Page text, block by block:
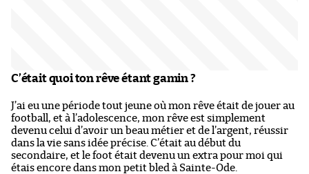
C’était quoi ton rêve étant gamin ?
J’ai eu une période tout jeune où mon rêve était de jouer au
football, et à l’adolescence, mon rêve est simplement
devenu celui d’avoir un beau métier et de l’argent, réussir
dans la vie sans idée précise. C’était au début du
secondaire, et le foot était devenu un extra pour moi qui
étais encore dans mon petit bled à Sainte-Ode.